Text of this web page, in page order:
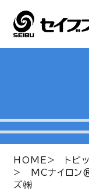
HOME
トピ
MCナイロン
ズ㈱